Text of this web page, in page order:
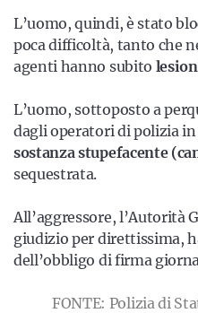
L’uomo, quindi, è stato
poca difficoltà, tanto che
agenti hanno subito
L’uomo, sottoposto a
dagli operatori di polizia in
sostanza stupefacente
sequestrata.
All’aggressore, l’Autorità
giudizio per direttissima,
dell’obbligo di firma
FONTE: Polizia di